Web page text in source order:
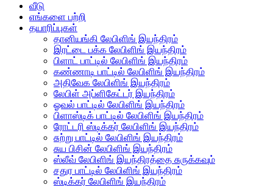
வீடு
எங்களை பற்றி
தயாரிப்புகள்
தானியங்கி லேபிளிங் இயந்திரம்
இரட்டை பக்க லேபிளிங் இயந்திரம்
பிளாட் பாட்டில் லேபிளிங் இயந்திரம்
கண்ணாடி பாட்டில் லேபிளிங் இயந்திரம்
அதிவேக லேபிளிங் இயந்திரம்
லேபிள் அப்ளிகேட்டர் இயந்திரம்
ஓவல் பாட்டில் லேபிளிங் இயந்திரம்
பிளாஸ்டிக் பாட்டில் லேபிளிங் இயந்திரம்
ரோட்டரி ஸ்டிக்கர் லேபிளிங் இயந்திரம்
சுற்று பாட்டில் லேபிளிங் இயந்திரம்
சுய பிசின் லேபிளிங் இயந்திரம்
ஸ்லீவ் லேபிளிங் இயந்திரத்தை சுருக்கவும்
சதுர பாட்டில் லேபிளிங் இயந்திரம்
ஸ்டிக்கர் லேபிளிங் இயந்திரம்